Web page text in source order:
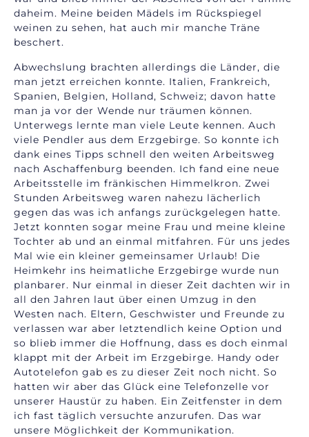
daheim. Meine beiden Mädels im Rückspiegel
weinen zu sehen, hat auch mir manche Träne
beschert.
Abwechslung brachten allerdings die Länder, die
man jetzt erreichen konnte. Italien, Frankreich,
Spanien, Belgien, Holland, Schweiz; davon hatte
man ja vor der Wende nur träumen können.
Unterwegs lernte man viele Leute kennen. Auch
viele Pendler aus dem Erzgebirge. So konnte ich
dank eines Tipps schnell den weiten Arbeitsweg
nach Aschaffenburg beenden. Ich fand eine neue
Arbeitsstelle im fränkischen Himmelkron. Zwei
Stunden Arbeitsweg waren nahezu lächerlich
gegen das was ich anfangs zurückgelegen hatte.
Jetzt konnten sogar meine Frau und meine kleine
Tochter ab und an einmal mitfahren. Für uns jedes
Mal wie ein kleiner gemeinsamer Urlaub! Die
Heimkehr ins heimatliche Erzgebirge wurde nun
planbarer. Nur einmal in dieser Zeit dachten wir in
all den Jahren laut über einen Umzug in den
Westen nach. Eltern, Geschwister und Freunde zu
verlassen war aber letztendlich keine Option und
so blieb immer die Hoffnung, dass es doch einmal
klappt mit der Arbeit im Erzgebirge. Handy oder
Autotelefon gab es zu dieser Zeit noch nicht. So
hatten wir aber das Glück eine Telefonzelle vor
unserer Haustür zu haben. Ein Zeitfenster in dem
ich fast täglich versuchte anzurufen. Das war
unsere Möglichkeit der Kommunikation.